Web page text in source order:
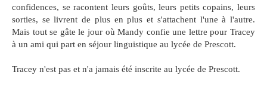
confidences, se racontent leurs goûts, leurs petits copains, leurs
sorties, se livrent de plus en plus et s'attachent l'une à l'autre.
Mais tout se gâte le jour où Mandy confie une lettre pour Tracey
à un ami qui part en séjour linguistique au lycée de Prescott.
Tracey n'est pas et n'a jamais été inscrite au lycée de Prescott.